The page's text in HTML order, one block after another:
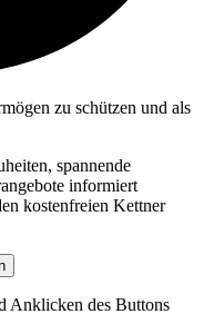
zu schützen und als
spannende
informiert
kostenfreien Kettner
Anklicken des Buttons